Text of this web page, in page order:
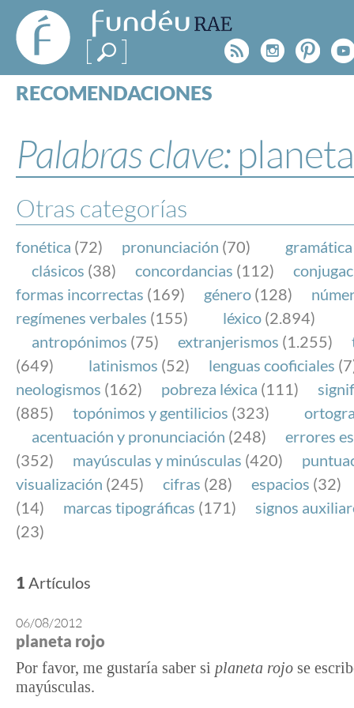
FundéuRAE
- Fundación
del Español
Urgente
Rss
RECOMENDACIONES
ESPECIALES
BLOG
NOTICIAS
SOBRE LA FUNDÉURAE
FundéuRAE es una fundación patrocinada por la
y la Real Academia Española, cuyo objetivo es
el buen uso del español en los medios de
Internet.
Palabras clave: planeta
Otras categorías
fonética (72) pronunciación (70) gramática
clásicos (38) concordancias (112)
formas incorrectas (169) género (128)
regímenes verbales (155) léxico (2.894)
antropónimos (75) extranjerismos (1.255)
(649)
latinismos (52) lenguas cooficiales
neologismos (162) pobreza léxica (111)
(885)
topónimos y gentilicios (323)
acentuación y pronunciación (248)
errores
(352)
mayúsculas y minúsculas (420)
visualización (245) cifras (28) espacios (32)
(14)
marcas tipográficas (171)
signos
(23)
1 Artículos
06/08/2012
planeta rojo
Por favor, me gustaría saber si planeta rojo se
mayúsculas.